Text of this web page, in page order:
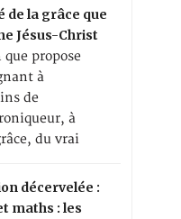
de la grâce que
Jésus-Christ
propose
à
de
à
du vrai
décervelée :
maths : les